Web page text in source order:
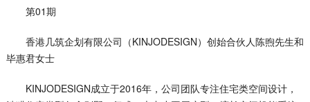
第01期
香港几筑企划有限公司（KINJODESIGN）创始合伙人陈煦先生和
毕惠君女士
KINJODESIGN成立于2016年，公司团队专注住宅类空间设计，